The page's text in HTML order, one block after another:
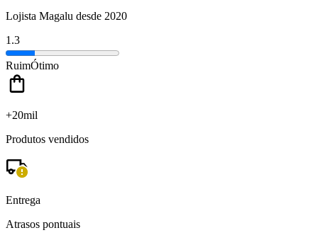
Lojista Magalu desde 2020
1.3
RuimÓtimo
+20mil
Produtos vendidos
Entrega
Atrasos pontuais